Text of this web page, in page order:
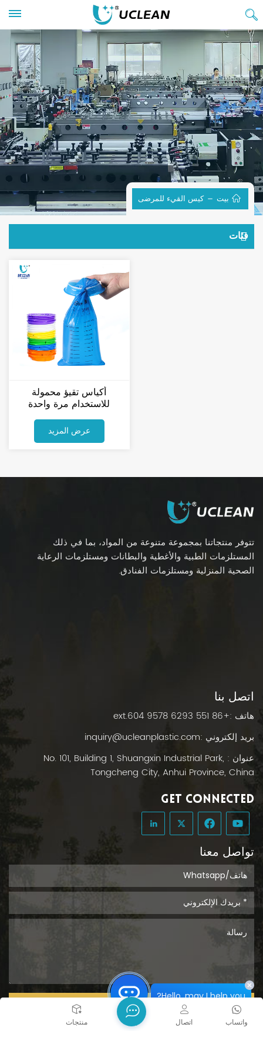
بيت كيس القيء للمرضى
فئات
أكياس تقيؤ محمولة
للاستخدام مرة واحدة
للمرضى
عرض المزيد
تتوفر منتجاتنا بمجموعة متنوعة من المواد، بما في ذلك
المستلزمات الطبية والأغطية والبطانات ومستلزمات الرعاية
الصحية المنزلية ومستلزمات الفنادق.
اتصل بنا
هاتف :+86 551 6293 9578 ext.604
بريد إلكتروني :inquiry@ucleanplastic.com
عنوان : No. 101, Building 1, Shuangxin Industrial Park,
Tongcheng City, Anhui Province, China
GET CONNECTED
تواصل معنا
يُقدِّم
بيت منتجات واتساب اتصال
Hello, may I help you?